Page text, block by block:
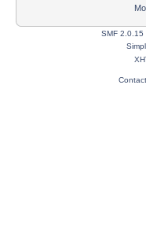
SMF 2.0.15
Contact